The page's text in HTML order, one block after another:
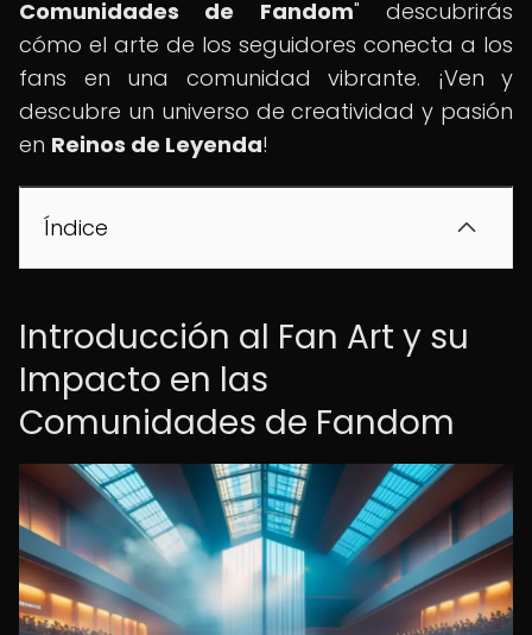
Comunidades de Fandom" descubrirás
cómo el arte de los seguidores conecta a los
fans en una comunidad vibrante. ¡Ven y
descubre un universo de creatividad y pasión
en Reinos de Leyenda!
Índice
Introducción al Fan Art y su
Impacto en las
Comunidades de Fandom